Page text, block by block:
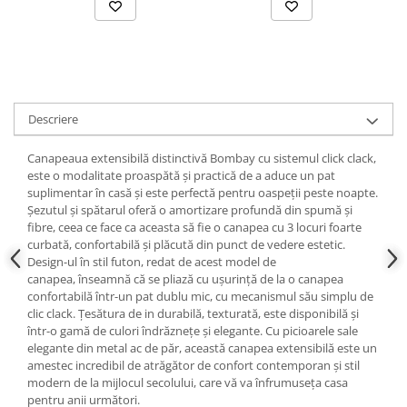
Descriere
Canapeaua extensibilă distinctivă Bombay cu sistemul click clack,
este o modalitate proaspătă și practică de a aduce un pat
suplimentar în casă și este perfectă pentru oaspeții peste noapte.
Șezutul și spătarul oferă o amortizare profundă din spumă și
fibre, ceea ce face ca aceasta să fie o canapea cu 3 locuri foarte
curbată, confortabilă și plăcută din punct de vedere estetic.
Design-ul în stil futon, redat de acest model de
canapea, înseamnă că se pliază cu ușurință de la o canapea
confortabilă într-un pat dublu mic, cu mecanismul său simplu de
clic clack. Țesătura de in durabilă, texturată, este disponibilă și
într-o gamă de culori îndrăznețe și elegante. Cu picioarele sale
elegante din metal ac de păr, această canapea extensibilă este un
amestec incredibil de atrăgător de confort contemporan și stil
modern de la mijlocul secolului, care vă va înfrumuseța casa
pentru anii următori.